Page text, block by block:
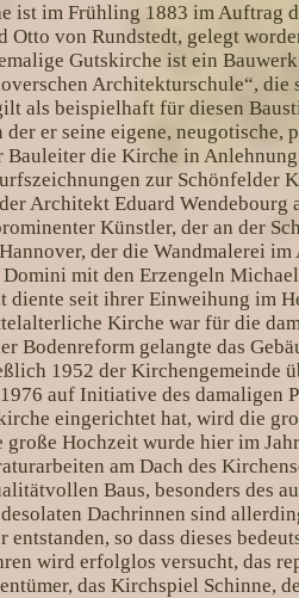
ist im Frühling 1883 im Auftrag
Otto von Rundstedt, gelegt
Gutskirche ist ein
Architekturschule“,
als beispielhaft für diesen
er seine eigene, neugotische,
Bauleiter die Kirche in
zur Schönfelder
Architekt Eduard Wendebourg
Künstler, der an der
der die Wandmalerei
mit den Erzengeln
seit ihrer Einweihung im
Kirche war für die
Bodenreform gelangte das
1952 der Kirchengemeinde
auf Initiative des damaligen
eingerichtet hat, wird die
Hochzeit wurde hier im
am Dach des
Baus, besonders des
Dachrinnen sind
so dass dieses
wird erfolglos versucht, das
das Kirchspiel Schinne,